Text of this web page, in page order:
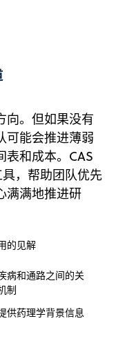
向。但如果没有
可能会推进薄弱
表和成本。CAS
，帮助团队优先
满满地推进研
的见解
病和通路之间的关
制
供药理学背景信息